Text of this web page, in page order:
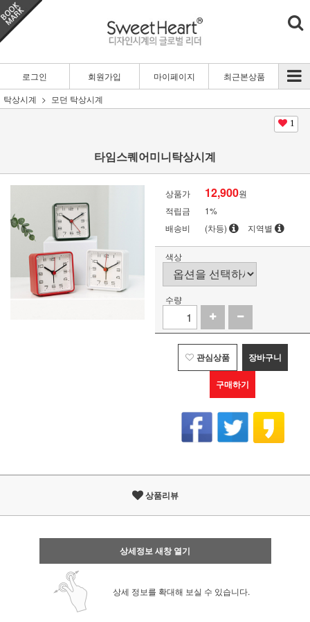
로그인 회원가입 마이페이지
최근본상품
탁상시계
모던 탁상시계
1
타임스퀘어미니탁상시계
상품가 12,900원
적립금
1%
배송비
(차등) 지역별
색상
수량
관심상품 장바구니
구매하기
상품리뷰
상세정보 새창 열기
상세 정보를 확대해 보실 수 있습니다.